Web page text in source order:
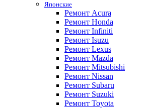
Японские
Ремонт Acura
Ремонт Honda
Ремонт Infiniti
Ремонт Isuzu
Ремонт Lexus
Ремонт Mazda
Ремонт Mitsubishi
Ремонт Nissan
Ремонт Subaru
Ремонт Suzuki
Ремонт Toyota